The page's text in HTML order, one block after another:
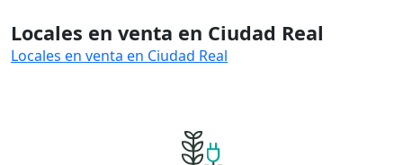
Locales en venta en Ciudad Real
Locales en venta en Ciudad Real